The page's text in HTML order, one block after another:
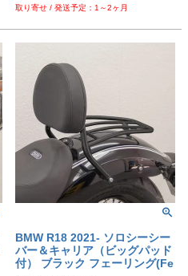
1～2ヶ月
BMW R18 2021- ソロシーシー
バー＆キャリア（ビッグパッド
付） ブラック フェーリング(Fe